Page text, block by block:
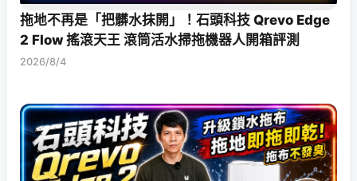
拖地不再是「把髒水抹開」！石頭科技 Qrevo Edge
2 Flow 搖滾天王 滾筒活水掃拖機器人開箱評測
2026/8/4